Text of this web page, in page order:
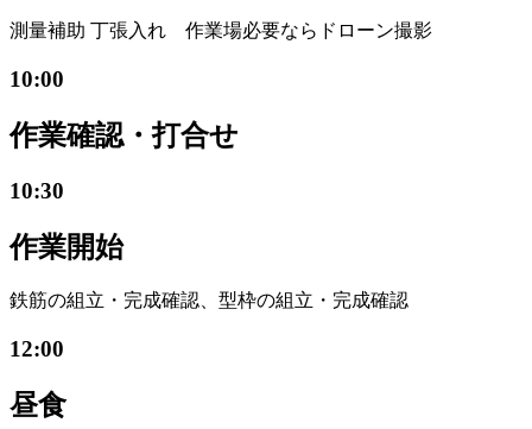
測量補助 丁張入れ 作業場必要ならドローン撮影
10:00
作業確認・打合せ
10:30
作業開始
鉄筋の組立・完成確認、型枠の組立・完成確認
12:00
昼食